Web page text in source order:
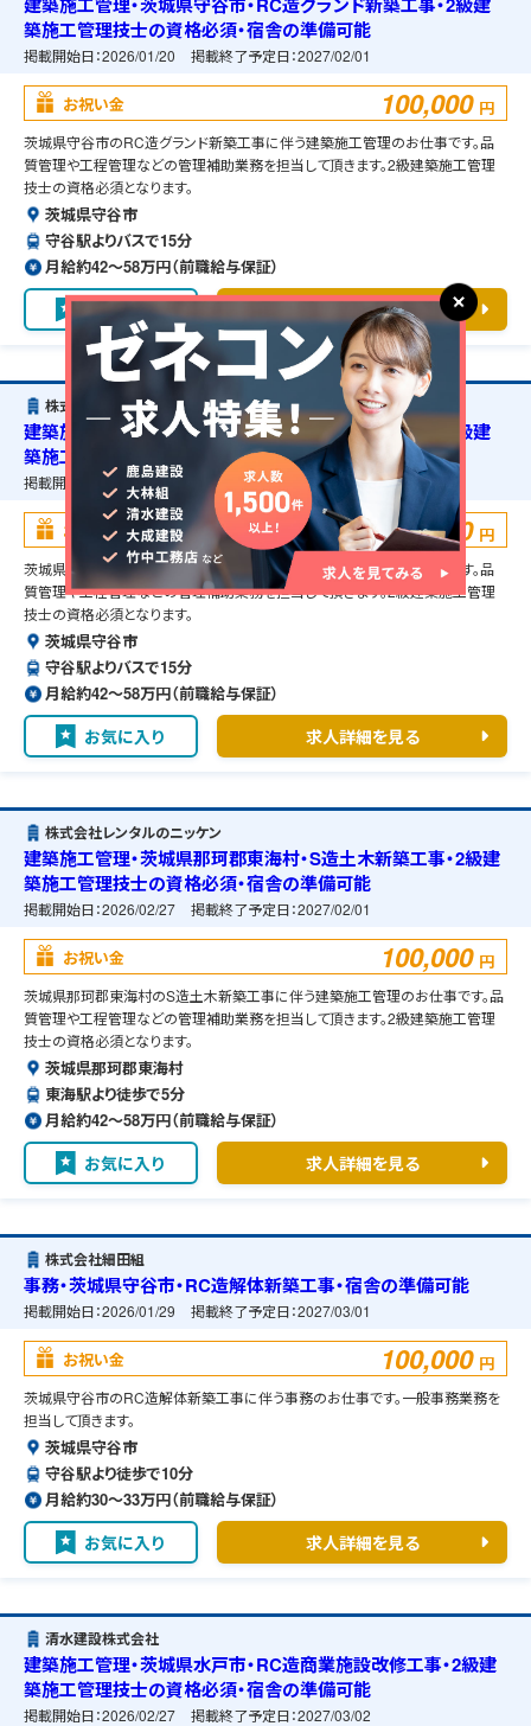
築施工管理技士の資格必須・宿舎の準備可能
掲載開始日：2026/01/20 掲載終了予定日：2027/02/01
お祝い金 100,000 円
茨城県守谷市のRC造グランド新築工事に伴う建築施工管理のお仕事です。品
質管理や工程管理などの管理補助業務を担当して頂きます。2級建築施工管理
技士の資格必須となります。
茨城県守谷市
守谷駅よりバスで15分
月給約42〜58万円（前職給与保証）
お気に入り 求人詳細を見る
株式会社竹中工務店
建築施工管理・茨城県守谷市・RC造グランド新築工事・2級建
築施工管理技士の資格必須・宿舎の準備可能
掲載開始日： 2026/01/29 掲載終了予定日： 2027/02/01
お祝い金 100,000 円
茨城県守谷市のRC造グランド新築工事に伴う建築施工管理のお仕事です。品
質管理や工程管理などの管理補助業務を担当して頂きます。2級建築施工管理
技士の資格必須となります。
茨城県守谷市
守谷駅よりバスで15分
月給約42〜58万円（前職給与保証）
お気に入り 求人詳細を見る
株式会社レンタルのニッケン
建築施工管理・茨城県那珂郡東海村・S造土木新築工事・2級建
築施工管理技士の資格必須・宿舎の準備可能
掲載開始日：2026/02/27 掲載終了予定日：2027/02/01
お祝い金 100,000 円
茨城県那珂郡東海村のS造土木新築工事に伴う建築施工管理のお仕事です。品
質管理や工程管理などの管理補助業務を担当して頂きます。2級建築施工管理
技士の資格必須となります。
茨城県那珂郡東海村
東海駅より徒歩で5分
月給約42〜58万円（前職給与保証）
お気に入り 求人詳細を見る
株式会社細田組
事務・茨城県守谷市・RC造解体新築工事・宿舎の準備可能
掲載開始日：2026/01/29 掲載終了予定日：2027/03/01
お祝い金 100,000 円
茨城県守谷市のRC造解体新築工事に伴う事務のお仕事です。一般事務業務を
担当して頂きます。
茨城県守谷市
守谷駅より徒歩で10分
月給約30〜33万円（前職給与保証）
お気に入り 求人詳細を見る
清水建設株式会社
建築施工管理・茨城県水戸市・RC造商業施設改修工事・2級建
築施工管理技士の資格必須・宿舎の準備可能
掲載開始日：2026/02/27 掲載終了予定日：2027/03/02